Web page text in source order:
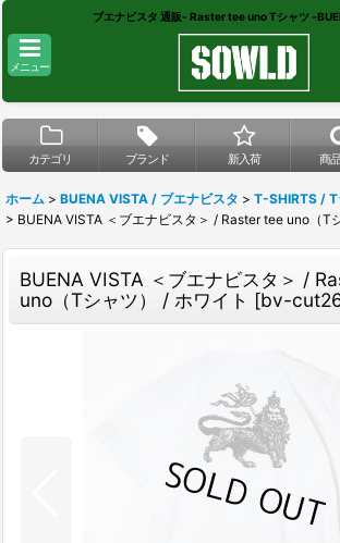
ブエナビスタ 通販- Raster tee uno Tシャツ -
メニュー
カテゴリ ブランド 新入荷 商
ホーム > BUENA VISTA / ブエナビスタ > T-SHIRTS / T
> BUENA VISTA ＜ブエナビスタ＞ / Raster tee uno（T
BUENA VISTA ＜ブエナビスタ＞ /
uno（Tシャツ） / ホワイト [bv-